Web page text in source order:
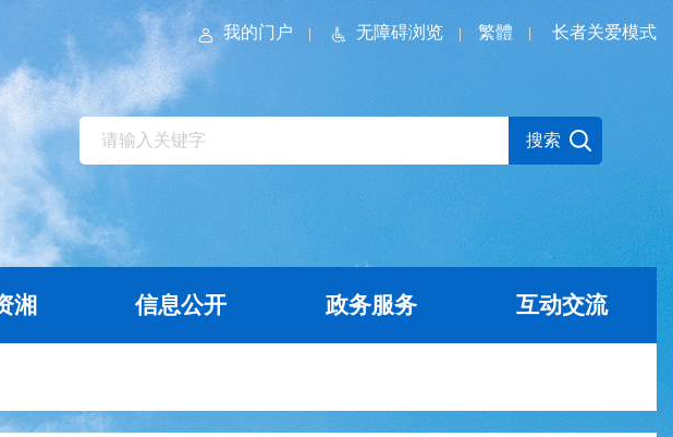
长者关爱模式
我的门户 无障碍浏览 繁體
湘 信息公开 政务服务 互动交流